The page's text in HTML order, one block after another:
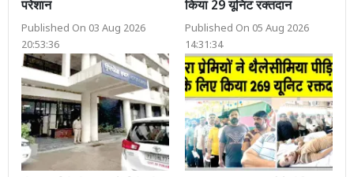
परेशान
Published On 03 Aug 2026
20:53:36
किया 29 यूनिट रक्तदान
Published On 05 Aug 2026
14:31:34